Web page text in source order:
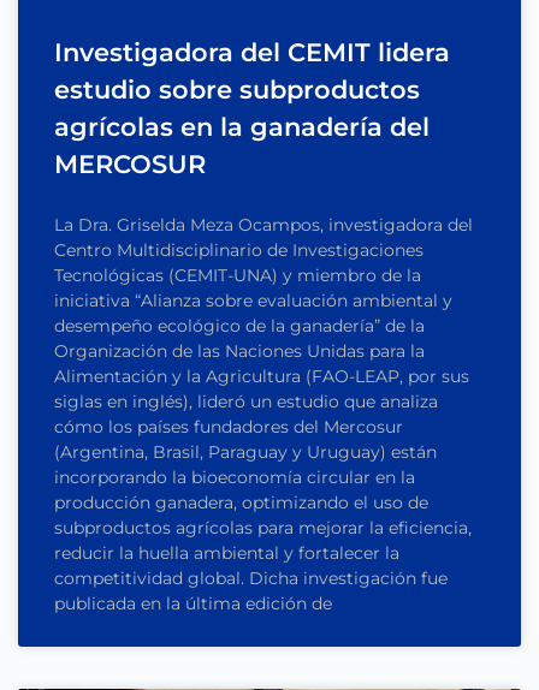
Investigadora del CEMIT lidera
estudio sobre subproductos
agrícolas en la ganadería del
MERCOSUR
La Dra. Griselda Meza Ocampos, investigadora del
Centro Multidisciplinario de Investigaciones
Tecnológicas (CEMIT-UNA) y miembro de la
iniciativa “Alianza sobre evaluación ambiental y
desempeño ecológico de la ganadería” de la
Organización de las Naciones Unidas para la
Alimentación y la Agricultura (FAO-LEAP, por sus
siglas en inglés), lideró un estudio que analiza
cómo los países fundadores del Mercosur
(Argentina, Brasil, Paraguay y Uruguay) están
incorporando la bioeconomía circular en la
producción ganadera, optimizando el uso de
subproductos agrícolas para mejorar la eficiencia,
reducir la huella ambiental y fortalecer la
competitividad global. Dicha investigación fue
publicada en la última edición de